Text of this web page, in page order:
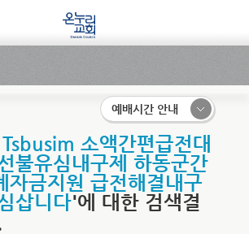
예배시간 안내
소액간편급전대
불유심내구제 하동군간
자금지원 급전해결내구
삽니다'에 대한 검색결